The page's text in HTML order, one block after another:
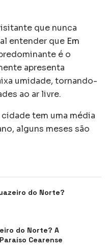
que nunca
entender que Em
é o
apresenta
umidade, tornando-
ao ar livre.
cidade tem uma média
alguns meses são
do Norte?
do Norte? A
Cearense